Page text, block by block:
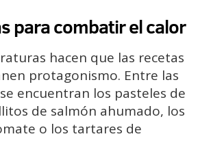
para combatir el calor
hacen que las recetas
protagonismo. Entre las
encuentran los pasteles de
de salmón ahumado, los
o los tartares de